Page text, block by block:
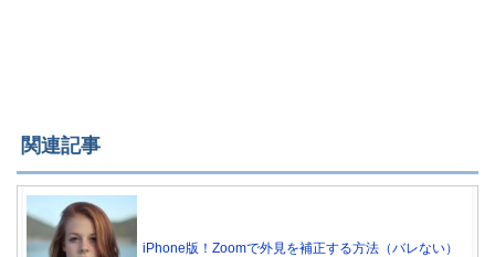
関連記事
iPhone版！Zoomで外見を補正する方法（バレない）